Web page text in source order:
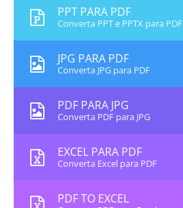
PPT PARA PDF
Converta PPT e PPTX para PDF
JPG PARA PDF
Converta JPG para PDF
PDF PARA JPG
Converta PDF para JPG
EXCEL PARA PDF
Converta Excel para PDF
PDF TO EXCEL